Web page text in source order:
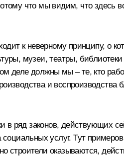
что мы видим, что здесь
к неверному принципу, о
музеи, театры,
деле должны мы – те, кто
и
в ряд законов,
социальных услуг. Тут
строители оказываются,